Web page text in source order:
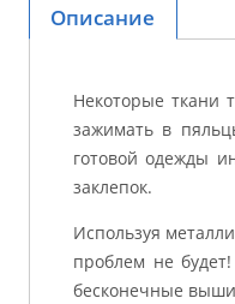
Описание
Некоторые ткани
зажимать в
готовой одежды
заклепок.
Используя
проблем не
бесконечные